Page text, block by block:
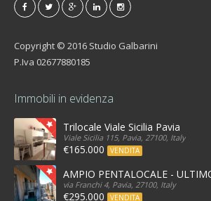
Copyright © 2016 Studio Galbarini
P.Iva 02677880185
Immobili in evidenza
Trilocale Viale Sicilia Pavia
Viale Sicilia 115, Pavia, 27100, Italy
€165.000 VENDITA
AMPIO PENTALOCALE -
via Franchi 4, Pavia, 27100, Italy
€295.000 VENDITA